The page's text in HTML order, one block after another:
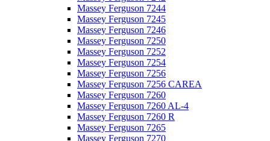
Massey Ferguson 7244
Massey Ferguson 7245
Massey Ferguson 7246
Massey Ferguson 7250
Massey Ferguson 7252
Massey Ferguson 7254
Massey Ferguson 7256
Massey Ferguson 7256 CAREA
Massey Ferguson 7260
Massey Ferguson 7260 AL-4
Massey Ferguson 7260 R
Massey Ferguson 7265
Massey Ferguson 7270